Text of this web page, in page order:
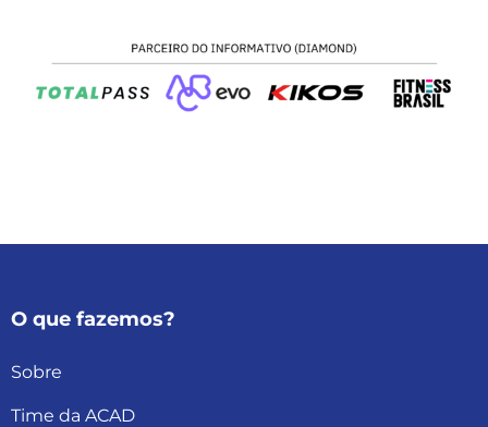
O que fazemos?
Sobre
Time da ACAD